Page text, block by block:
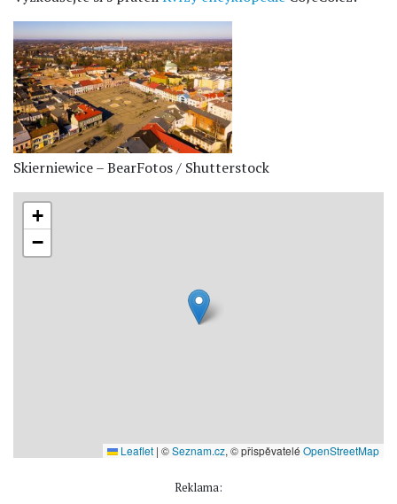
Skierniewice – BearFotos / Shutterstock
+
−
Leaflet | ©Seznam.cz, © přispěvatelé OpenStreetMap
Reklama: